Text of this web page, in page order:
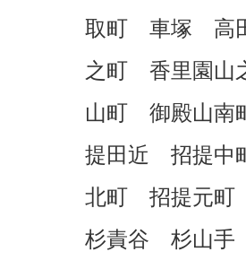
取町 車塚 高
之町 香里園
山町 御殿山
提田近 招提
北町 招提元
杉責谷 杉山